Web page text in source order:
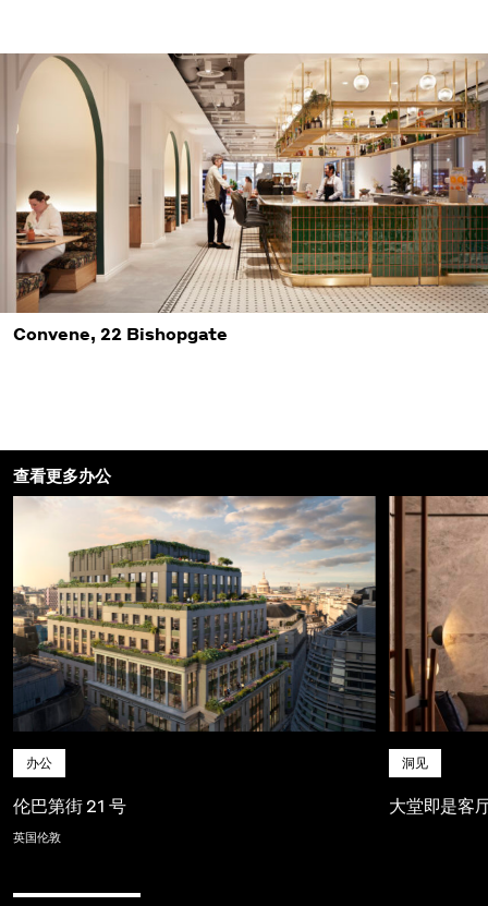
Convene, 22 Bishopgate
查看更多办公
办公
伦巴第街 21 号
英国伦敦
洞见
大堂即是客